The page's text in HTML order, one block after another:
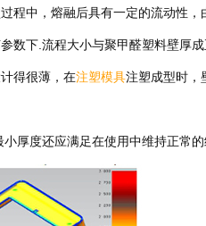
程中，熔融后具有一定的流动性
数下.流程大小与聚甲醛塑料壁厚成
得很薄，在注塑模具注塑成型时，
小厚度还应满足在使用中维持正常